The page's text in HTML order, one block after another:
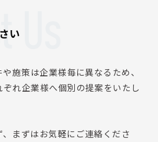
い
施策は企業様毎に異なるため、
れ企業様へ個別の提案をいたし
まずはお気軽にご連絡くださ